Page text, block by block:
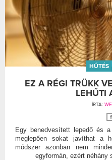
HŰTÉS
EZ A RÉGI TRÜKK
LEHŰTI
ÍRTA:
Egy benedvesített lepedő és
meglepően sokat javíthat a
módszer azonban nem
egyformán, ezért néhány